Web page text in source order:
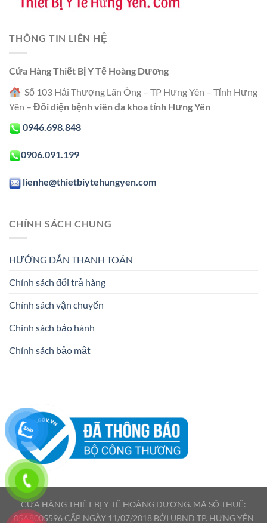
THÔNG TIN LIÊN HỆ
Cửa Hàng Thiết Bị Y Tế Hoàng Dương
Số 103 Hải Thượng Lãn Ông – TP Hưng Yên – Tỉnh Hưng
Yên – Đối diện bệnh viên đa khoa tỉnh Hưng Yên
0946.698.848
0906.091.199
lienhe@thietbiytehungyen.com
CHÍNH SÁCH CHUNG
HƯỚNG DẪN THANH TOÁN
Chính sách đổi trả hàng
Chính sách vận chuyển
Chính sách bảo hành
Chính sách bảo mật
CỬA HÀNG THIẾT BỊ Y TẾ HOÀNG DƯƠNG. MÃ SỐ THUẾ:
05A8005596 CẤP NGÀY 11/07/2018 BỞI UBND TP. HƯNG YÊN